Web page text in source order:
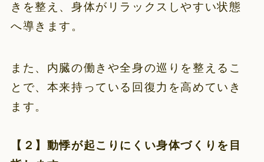
きを整え、身体がリラックスしやすい状態
へ導きます。
また、内臓の働きや全身の巡りを整えるこ
とで、本来持っている回復力を高めていき
ます。
【２】動悸が起こりにくい身体づくりを目